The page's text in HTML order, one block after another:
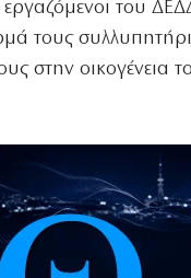
εργαζόμενοι του
τους
στην οικογένεια